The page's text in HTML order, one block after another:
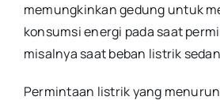
memungkinkan gedung untuk
konsumsi energi pada saat
misalnya saat beban listrik
Permintaan listrik yang